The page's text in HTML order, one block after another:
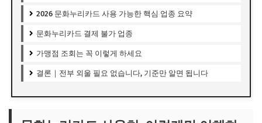
2026 문화누리카드 사용 가능한 핵심 업종 요약
문화누리카드 결제 불가 업종
가맹점 조회는 꼭 이렇게 하세요
결론｜전부 외울 필요 없습니다, 기준만 알면 됩니다